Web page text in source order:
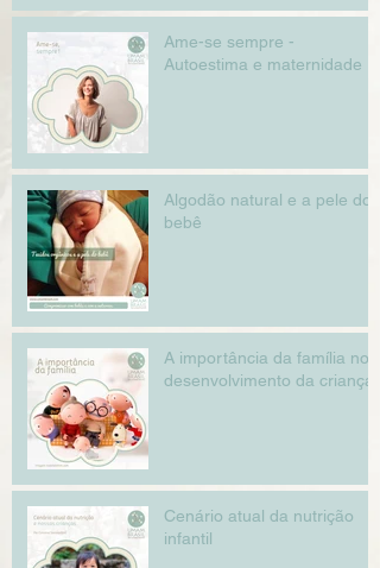
Ame-se sempre -
Autoestima e maternidade
Algodão natural e a pele do
bebê
A importância da família no
desenvolvimento da criança
Cenário atual da nutrição
infantil